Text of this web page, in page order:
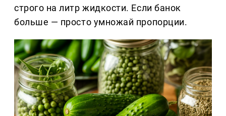
строго на литр жидкости. Если банок
больше — просто умножай пропорции.